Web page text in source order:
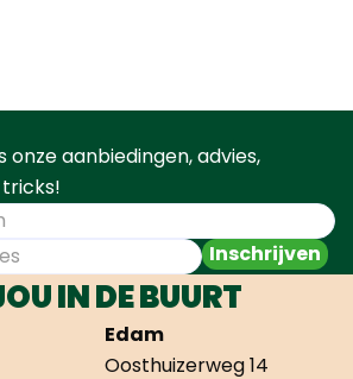
onze aanbiedingen, advies,
Inschrijven
IN DE BUURT
Edam
Oosthuizerweg 14